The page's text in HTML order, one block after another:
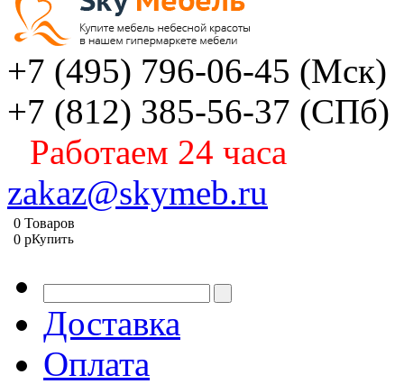
+7 (495) 796-06-45 (Мск)
+7 (812) 385-56-37 (СПб)
Работаем 24 часа
zakaz@skymeb.ru
0 Товаров
0 pКупить
Доставка
Оплата